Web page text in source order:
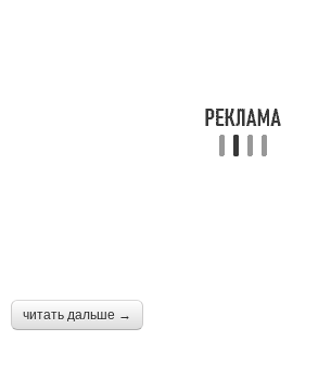
читать дальше →